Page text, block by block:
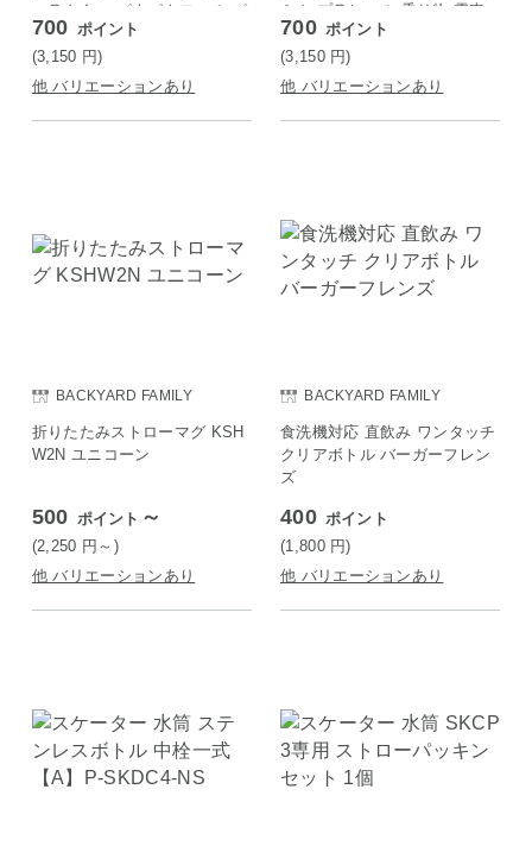
ャラクター パウパトロール パ
ウパト キャラクター SDC4 ス
ケーター Skater パウ・パトロ
ール25
700 ポイント
(3,150 円)
他 バリエーションあり
ミカ プラレール 乗り物 電車
新幹線 自動車 タカラトミー S
DC4 スケーター Skater トミ
カ26
700 ポイント
(3,150 円)
他 バリエーションあり
BACKYARD FAMILY
折りたたみストローマグ KSH
W2N ユニコーン
500 ポイント ～
(2,250 円 ～)
他 バリエーションあり
BACKYARD FAMILY
食洗機対応 直飲み ワンタッチ
クリアボトル バーガーフレン
ズ
400 ポイント
(1,800 円)
他 バリエーションあり